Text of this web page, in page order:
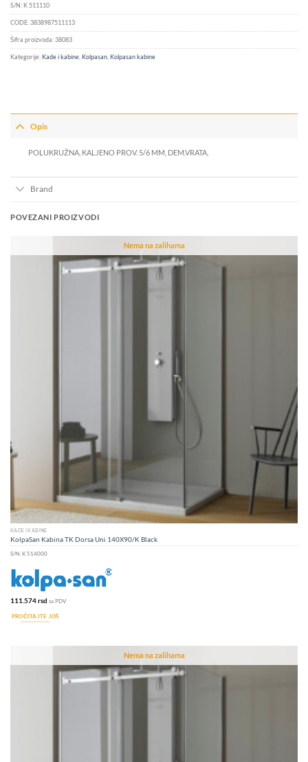
S/N: K 511110
CODE:3838987511113
Šifra proizvoda:38083
Kategorije: Kade i kabine, Kolpasan, Kolpasan kabine
Opis
POLUKRUŽNA, KALJENO PROV. 5/6 MM, DEM.VRATA,
Brand
POVEZANI PROIZVODI
Nema na zalihama
KADE I KABINE
KolpaSan Kabina TK Dorsa Uni 140X90/K Black
S/N: K 514000
111.574rsd sa PDV
PROČITAJTE JOŠ
Nema na zalihama